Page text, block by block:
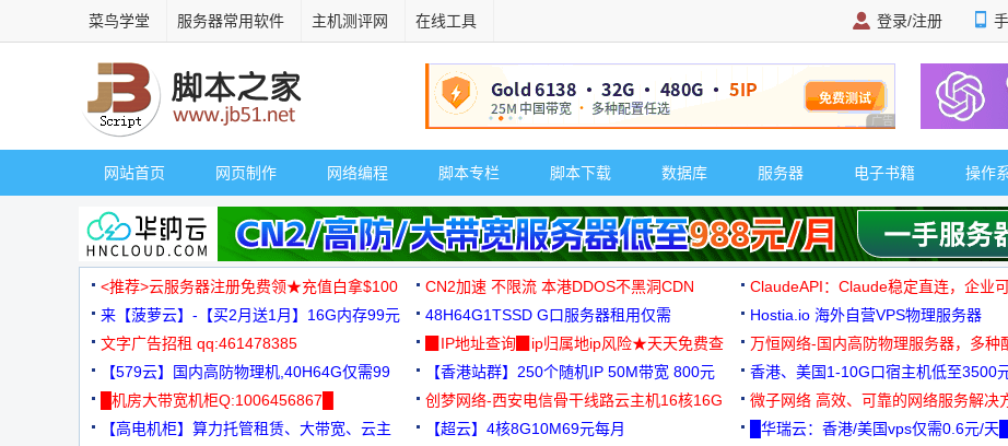
菜鸟学堂 服务器常用软件 主机测评网 在线工具 登录/注册
广告 商业广告，理性选择
网站首页 网页制作 网络编程 脚本专栏 脚本下载 数据库 服务器 电子书籍 操作
<推荐>云服务器注册免费领★充值白拿$100 CN2加速 不限流 本港DDOS不黑洞CDN ClaudeAPI：Claude稳定直连，企业
来【菠萝云】-【买2月送1月】16G内存99元
48H64G1TSSD G口服务器租用仅需
3000+可免费测试
Hostia.io 海外自营VPS物理服务器
文字广告招租 qq:461478385
▉IP地址查询▉ip归属地ip风险★天天免费查
万恒网络-国内高防物理服务器，多种
99元/月起
【579云】国内高防物理机,40H64G仅需99
元
【香港站群】250个随机IP 50M带宽 800元 香港、美国1-10G口宿主机低至3500
█机房大带宽机柜Q:1006456867█
创梦网络-西安电信骨干线路云主机16核16G
88元/月
微子网络 高效、可靠的网络服务解决
【高电机柜】算力托管租赁、大带宽、云主
【超云】4核8G10M69元每月 █华瑞云：香港/美国vps仅需0.6元/天█